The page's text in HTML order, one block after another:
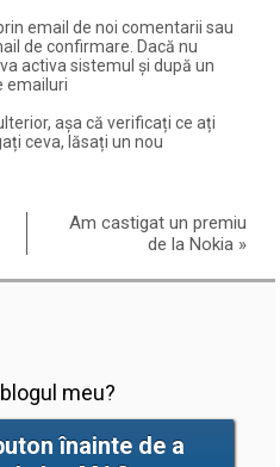
email de noi comentarii sau
de confirmare. Dacă nu
activa sistemul și după un
emailuri
așa că verificați ce ați
ceva, lăsați un nou
Am castigat un premiu
de la Nokia »
meu?
înainte de a